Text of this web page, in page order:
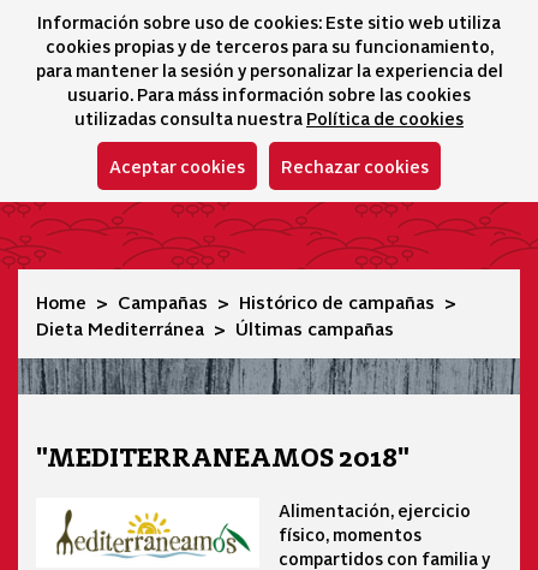
Información sobre uso de cookies: Este sitio web utiliza
cookies propias y de terceros para su funcionamiento,
para mantener la sesión y personalizar la experiencia del
usuario. Para máss información sobre las cookies
utilizadas consulta nuestra Política de cookies
Aceptar cookies Rechazar cookies
Sélecteur de
icono
Últimas campañas
Home Campañas
Histórico de campañas
Dieta Mediterránea
Últimas campañas
"MEDITERRANEAMOS 2018"
Alimentación, ejercicio
físico, momentos
compartidos con familia y